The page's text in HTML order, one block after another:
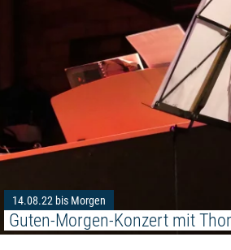
14.08.22 bis Morgen
Guten-Morgen-Konzert mit